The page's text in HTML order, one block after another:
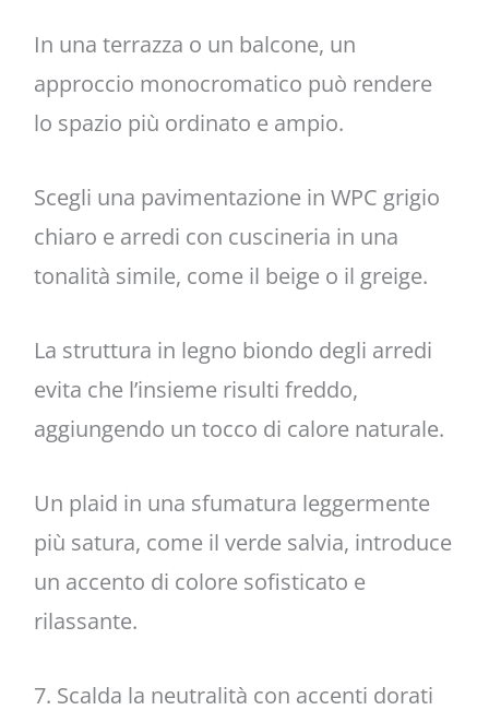
In una terrazza o un balcone, un
approccio monocromatico può rendere
lo spazio più ordinato e ampio.
Scegli una pavimentazione in WPC grigio
chiaro e arredi con cuscineria in una
tonalità simile, come il beige o il greige.
La struttura in legno biondo degli arredi
evita che l’insieme risulti freddo,
aggiungendo un tocco di calore naturale.
Un plaid in una sfumatura leggermente
più satura, come il verde salvia, introduce
un accento di colore sofisticato e
rilassante.
7. Scalda la neutralità con accenti dorati